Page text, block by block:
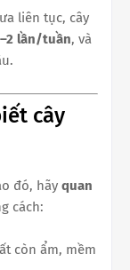
liên tục, cây
lần/tuần, và
cây
đó, hãy quan
cách:
còn ẩm, mềm